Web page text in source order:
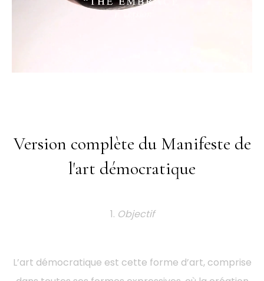
Version complète du Manifeste de
l'art démocratique
1. Objectif
L’art démocratique est cette forme d’art, comprise